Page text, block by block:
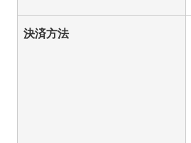
決済方法